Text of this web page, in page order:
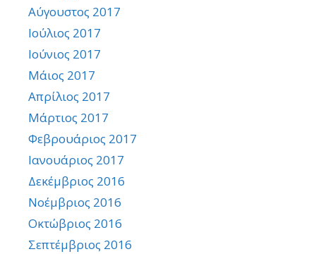
Αύγουστος 2017
Ιούλιος 2017
Ιούνιος 2017
Μάιος 2017
Απρίλιος 2017
Μάρτιος 2017
Φεβρουάριος 2017
Ιανουάριος 2017
Δεκέμβριος 2016
Νοέμβριος 2016
Οκτώβριος 2016
Σεπτέμβριος 2016